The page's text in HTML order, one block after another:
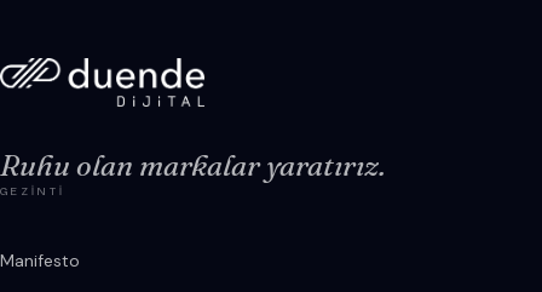
Ruhu olan markalar yaratırız.
GEZINTI
Manifesto